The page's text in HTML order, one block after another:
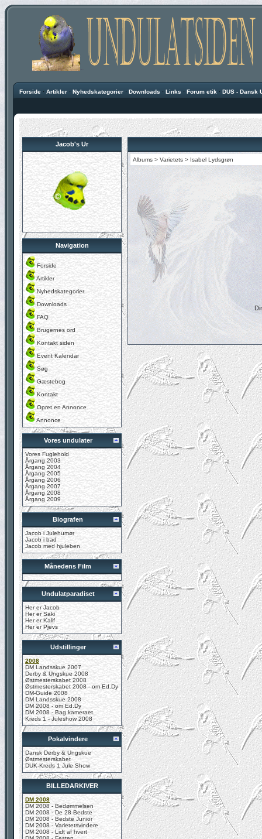
Forside · Artikler · Nyhedskategorier · Downloads · Links · Forum etik · DUS - Dansk
Jacob's Ur
Navigation
Forside
Artikler
Nyhedskategorier
Downloads
FAQ
Brugernes ord
Kontakt siden
Event Kalendar
Søg
Gæstebog
Kontakt
Opret en Annonce
Annonce
Vores undulater
Vores Fuglehold
Årgang 2003
Årgang 2004
Årgang 2005
Årgang 2006
Årgang 2007
Årgang 2008
Årgang 2009
Biografen
Jacob i Julehumør
Jacob i bad
Jacob med hjuleben
Månedens Film
Undulatparadiset
Her er Jacob
Her er Saki
Her er Kalif
Her er Pjevs
Udstillinger
2008
DM Landsskue 2007
Derby & Ungskue 2008
Østmesterskabet 2008
Østmesterskabet 2008 - om Ed.Dy
DM-Guide 2008
DM Landsskue 2008
DM 2008 - om Ed.Dy
DM 2008 - Bag kameraet
Kreds 1 - Juleshow 2008
Pokalvindere
Dansk Derby & Ungskue
Østmesterskabet
DUK-Kreds 1 Jule Show
BILLEDARKIVER
DM 2008
DM 2008 - Bedømmelsen
DM 2008 - De 28 Bedste
DM 2008 - Bedste Junior
DM 2008 - Varietetsvindere
DM 2008 - Lidt af hvert
Albums > Varietets > Isabel Lydsgrøn